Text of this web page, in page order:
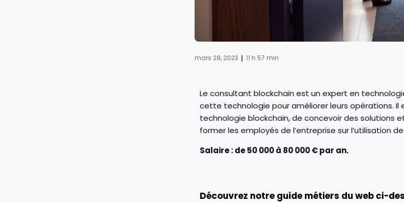
mars 28, 2023 | 11 h 57 min
Le consultant blockchain est un expert en
cette technologie pour améliorer leurs opérations.
technologie blockchain, de concevoir des solutions
former les employés de l’entreprise sur l’utilisation
Salaire : de 50 000 à 80 000 € par an.
Découvrez notre guide métiers du web ci-